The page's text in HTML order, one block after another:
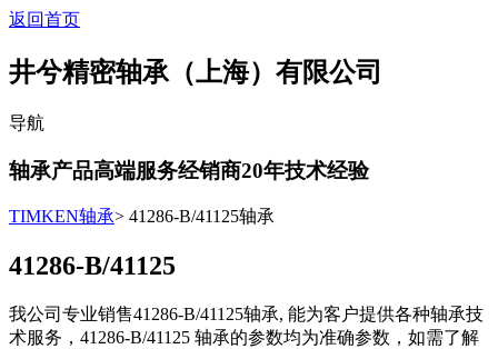
返回首页
井兮精密轴承（上海）有限公司
导航
轴承产品高端服务经销商20年技术经验
TIMKEN轴承> 41286-B/41125轴承
41286-B/41125
我公司专业销售41286-B/41125轴承, 能为客户提供各种轴承技
术服务，41286-B/41125 轴承的参数均为准确参数，如需了解